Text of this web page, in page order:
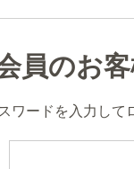
員のお
ワードを入力して